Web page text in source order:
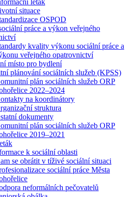
leták
situace
OSPOD
práce a výkon veřejného
kvality výkonu sociální práce a
veřejného opatrovnictví
místo pro bydlení
plánování sociálních služeb (KPSS)
plán sociálních služeb ORP
2022–2024
na koordinátory
struktura
dokumenty
plán sociálních služeb ORP
2019–2021
k sociální oblasti
se obrátit v tíživé sociální situaci
sociální práce Města
neformálních pečovatelů